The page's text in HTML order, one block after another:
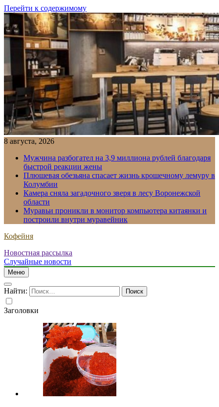
Перейти к содержимому
8 августа, 2026
Мужчина разбогател на 3,9 миллиона рублей благодаря
быстрой реакции жены
Плюшевая обезьяна спасает жизнь крошечному лемуру в
Колумбии
Камера сняла загадочного зверя в лесу Воронежской
области
Муравьи проникли в монитор компьютера китаянки и
построили внутри муравейник
Кофейня
Новостная рассылка
Случайные новости
Меню
Найти:
Заголовки